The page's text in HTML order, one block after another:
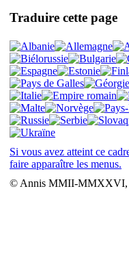
Traduire cette page
Si vous avez atteint ce
faire apparaître les menus.
© Annis MMII-MMXXVI,